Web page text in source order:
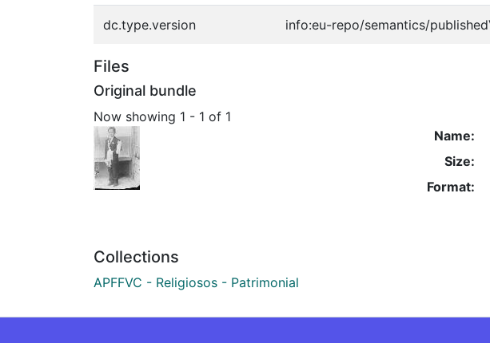
dc.type.version info:eu-repo/semantics/
Files
Original bundle
Now showing 1 - 1 of 1
Name:
Size:
Format:
Collections
APFFVC - Religiosos - Patrimonial